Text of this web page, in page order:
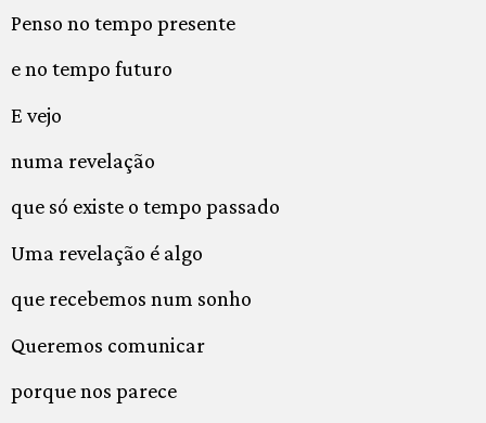
Penso no tempo presente
e no tempo futuro
E vejo
numa revelação
que só existe o tempo passado
Uma revelação é algo
que recebemos num sonho
Queremos comunicar
porque nos parece